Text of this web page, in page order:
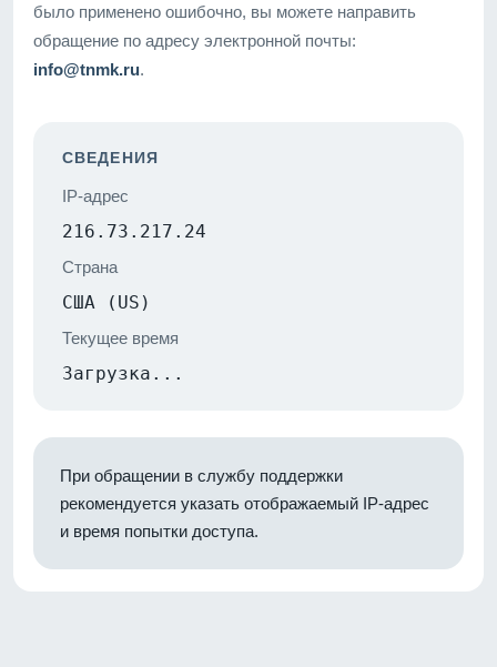
было применено ошибочно, вы можете направить
обращение по адресу электронной почты:
info@tnmk.ru.
СВЕДЕНИЯ
IP-адрес
216.73.217.24
Страна
США (US)
Текущее время
Загрузка...
При обращении в службу поддержки
рекомендуется указать отображаемый IP-адрес
и время попытки доступа.